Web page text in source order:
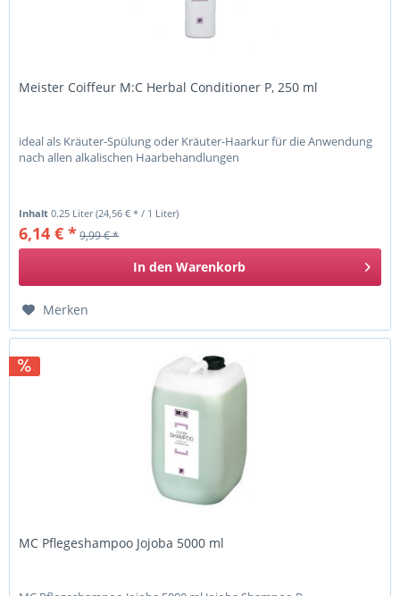
Meister Coiffeur M:C Herbal Conditioner P, 250 ml
ideal als Kräuter-Spülung oder Kräuter-Haarkur für die Anwendung
nach allen alkalischen Haarbehandlungen
Inhalt0.25 Liter(24,56 € * / 1 Liter)
6,14 € *9,99 € *
In den Warenkorb
Merken
MC Pflegeshampoo Jojoba 5000 ml